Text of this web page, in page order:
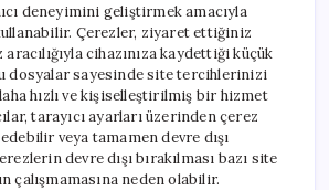
deneyimini geliştirmek amacıyla
Çerezler, ziyaret ettiğiniz
cihazınıza kaydettiği küçük
dosyalar sayesinde site tercihlerinizi
hızlı ve kişiselleştirilmiş bir hizmet
tarayıcı ayarları üzerinden çerez
veya tamamen devre dışı
devre dışı bırakılması bazı site
çalışmamasına neden olabilir.